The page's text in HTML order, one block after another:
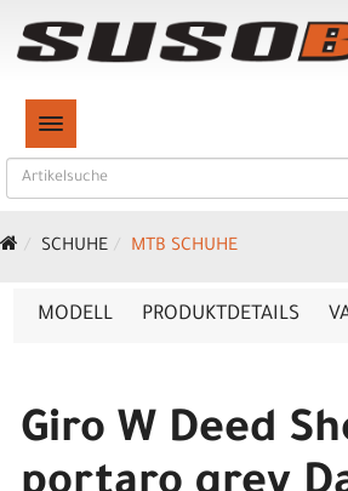
TOGGLE NAVIGATION
SCHUHE MTB SCHUHE
MODELL PRODUKTDETAILS
Giro W Deed